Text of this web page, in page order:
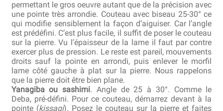
permettant le gros oeuvre autant que de la précision avec
une pointe très arrondie. Couteau avec biseau 25-30° ce
qui modifie sensiblement la façon d’aiguiser. Car l’angle
est prédéfini. C’est plus facile, il suffit de poser le couteau
sur la pierre. Vu l’épaisseur de la lame il faut par contre
exercer plus de pression. Le reste est pareil, mouvements
droits sauf la pointe en arrondi, puis enlever le morfil
lame côté gauche à plat sur la pierre. Nous rappelons
que la pierre doit être bien plane.
Yanagiba ou sashimi. Angle de 25 à 30°. Comme le
Deba, pré-défini. Pour ce couteau, démarrez devant à la
pointe (kissagi). Posez le couteau sur la pierre et faites